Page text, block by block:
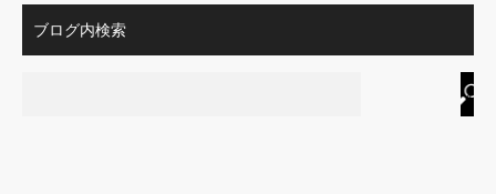
ブログ内検索